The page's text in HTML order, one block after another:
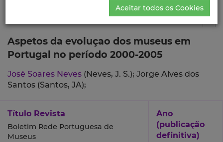
Aspetos da evoluçao dos museus em
Portugal no período 2000-2005
José Soares Neves (Neves, J. S.); Jorge Alves dos
Santos (Santos, JA);
Título Revista
Boletim Rede Portuguesa de
Museus
Ano
(publicação
definitiva)
Aceitar todos os Cookies